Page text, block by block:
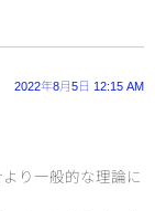
2022年8月5日 12:15 AM
り一般的な理論に